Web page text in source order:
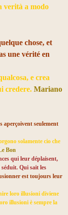
verità a modo
chose, et
une vérité en
e crea
credere. Mariano
aperçoivent seulement
solamente cio che
Bon
qui leur déplaisent,
Qui sait les
est toujours leur
loro illusioni diviene
illusioni è sempre la